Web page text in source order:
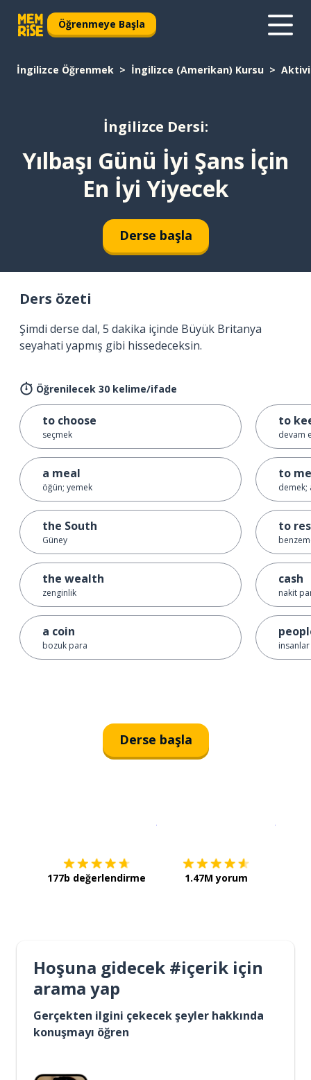
Öğrenmeye Başla
İngilizce Öğrenmek İngilizce (Amerikan) Kursu
İngilizce Dersi:
Yılbaşı Günü İyi Şans İçin
En İyi Yiyecek
Derse başla
Ders özeti
Şimdi derse dal, 5 dakika içinde Büyük Britanya
seyahati yapmış gibi hissedeceksin.
Öğrenilecek 30 kelime/ifade
to choose
seçmek
a meal
öğün; yemek
the South
Güney
the wealth
zenginlik
a coin
bozuk para
to
devam
to
demek;
to
cash
nakit
insanlar
Derse başla
177b değerlendirme 1.47M yorum
Hoşuna gidecek #içerik için
arama yap
Gerçekten ilgini çekecek şeyler hakkında
konuşmayı öğren